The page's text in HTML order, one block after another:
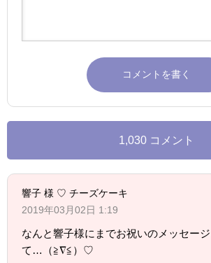
1,030 コメント
響子 様 ♡ チーズケーキ
2019年03月02日 1:19
なんと響子様にまでお祝いのメッセー
て…（≧∇≦）♡